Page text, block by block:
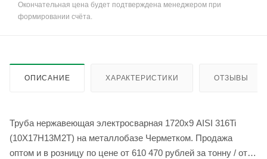
Окончательная цена будет подтверждена менеджером при
формировании счёта.
ОПИСАНИЕ ХАРАКТЕРИСТИКИ ОТЗЫВЫ
Труба нержавеющая электросварная 1720х9 AISI 316Ti
(10Х17Н13М2Т) на металлобазе Черметком. Продажа
оптом и в розницу по цене от 610 470 рублей за тонну / от